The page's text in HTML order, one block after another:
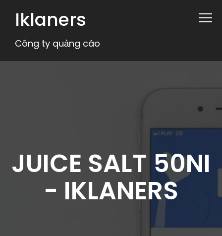
Iklaners
Công ty quảng cáo
JUICE SALT 50NI
- IKLANERS